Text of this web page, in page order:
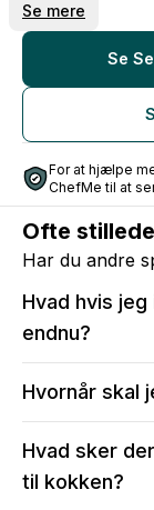
I grew up in my
from a very
Over the years,
chef, driven by
ingredients and
I enjoy creating
is shared around
Se mere
Se
For at hjælpe
ChefMe til at
Ofte
Har du andre
Hvad hvis
endnu?
dig, at kokken
Efter
Ændre i
Ændre i
Hvornår skal
ved at sende
weekender og
Hvad sker
til kokken?